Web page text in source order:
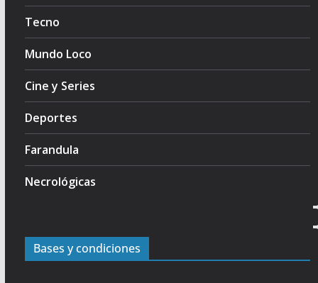
Tecno
Mundo Loco
Cine y Series
Deportes
Farandula
Necrológicas
Bases y condiciones